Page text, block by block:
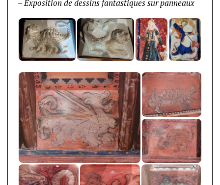
– Exposition de dessins fantastiques sur panneaux